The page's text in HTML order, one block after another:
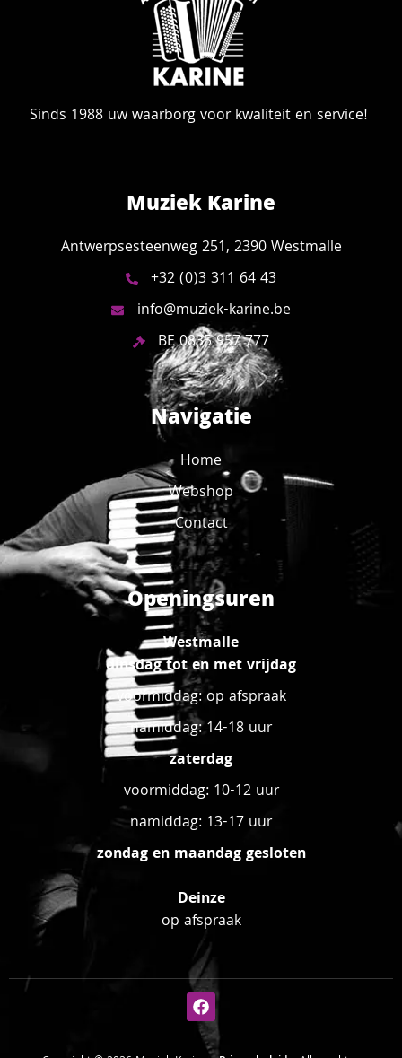
Sinds 1988 uw waarborg voor kwaliteit en service!
Muziek Karine
Antwerpsesteenweg 251, 2390 Westmalle
+32 (0)3 311 64 43
info@muziek-karine.be
BE 0835 957 777
Navigatie
Home
Webshop
Contact
Openingsuren
Westmalle
dinsdag tot en met vrijdag
voormiddag: op afspraak
namiddag: 14-18 uur
zaterdag
voormiddag: 10-12 uur
namiddag: 13-17 uur
zondag en maandag gesloten
Deinze
op afspraak